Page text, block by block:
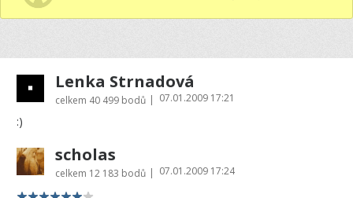
Lenka Strnadová
celkem 40 499 bodů | 07.01.2009 17:21
:)
scholas
celkem 12 183 bodů | 07.01.2009 17:24